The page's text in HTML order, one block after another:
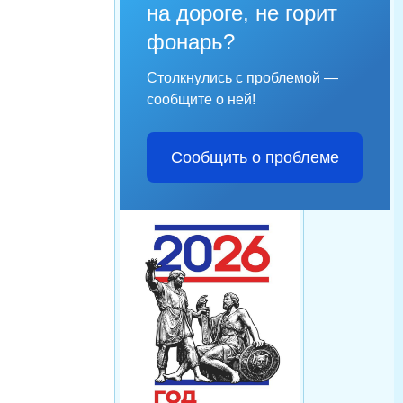
на дороге, не горит
фонарь?
Столкнулись с проблемой —
сообщите о ней!
Сообщить о проблеме